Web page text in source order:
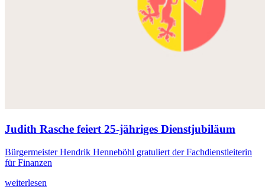
Judith Rasche feiert 25-jähriges Dienstjubiläum
Bürgermeister Hendrik Henneböhl gratuliert der Fachdienstleiterin
für Finanzen
weiterlesen